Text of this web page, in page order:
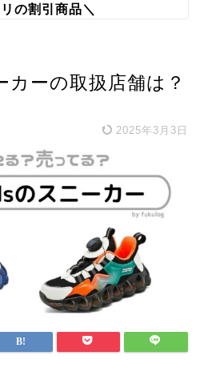
の割引商品＼
ーの取扱店舗は？
2025年3月3日